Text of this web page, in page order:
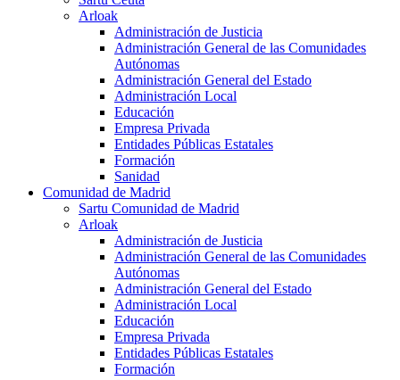
Arloak
Administración de Justicia
Administración General de las Comunidades
Autónomas
Administración General del Estado
Administración Local
Educación
Empresa Privada
Entidades Públicas Estatales
Formación
Sanidad
Comunidad de Madrid
Sartu Comunidad de Madrid
Arloak
Administración de Justicia
Administración General de las Comunidades
Autónomas
Administración General del Estado
Administración Local
Educación
Empresa Privada
Entidades Públicas Estatales
Formación